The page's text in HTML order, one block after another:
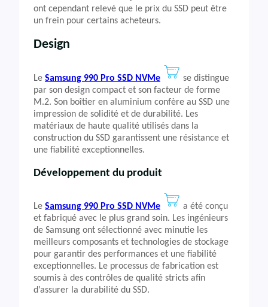
ont cependant relevé que le prix du SSD peut être
un frein pour certains acheteurs.
Design
Le Samsung 990 Pro SSD NVMe
se distingue
par son design compact et son facteur de forme
M.2. Son boîtier en aluminium confère au SSD une
impression de solidité et de durabilité. Les
matériaux de haute qualité utilisés dans la
construction du SSD garantissent une résistance et
une fiabilité exceptionnelles.
Développement du produit
Le Samsung 990 Pro SSD NVMe
a été conçu
et fabriqué avec le plus grand soin. Les ingénieurs
de Samsung ont sélectionné avec minutie les
meilleurs composants et technologies de stockage
pour garantir des performances et une fiabilité
exceptionnelles. Le processus de fabrication est
soumis à des contrôles de qualité stricts afin
d’assurer la durabilité du SSD.